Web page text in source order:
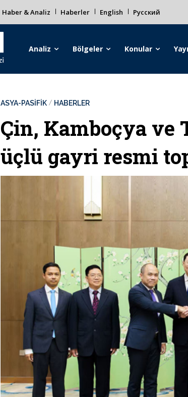
Haber & Analiz Haberler English Русский
Analiz Bölgeler Konular
ASYA-PASİFİK HABERLER
Çin, Kamboçya ve
üçlü gayri resmi